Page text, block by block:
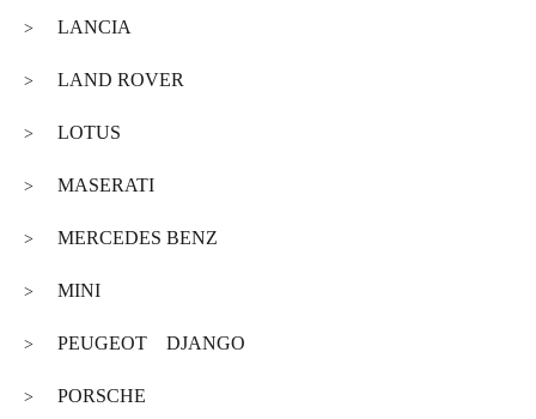
> LANCIA
> LAND ROVER
> LOTUS
> MASERATI
> MERCEDES BENZ
> MINI
> PEUGEOT DJANGO
> PORSCHE